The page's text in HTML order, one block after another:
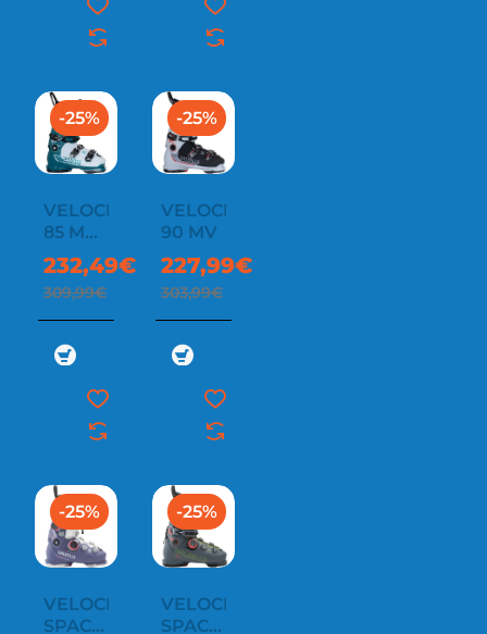
-25%
VELOCE
85 MV
W
232,49€
309,99€
-25%
VELOCE
90 MV
227,99€
303,99€
-25%
VELOCE
SPACE
-25%
VELOCE
SPACE